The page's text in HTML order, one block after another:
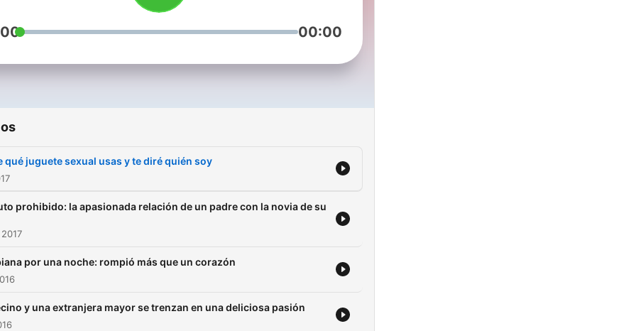
00:00
qué juguete sexual usas y te diré quién soy
prohibido: la apasionada relación de un padre con la novia de su
por una noche: rompió más que un corazón
y una extranjera mayor se trenzan en una deliciosa pasión